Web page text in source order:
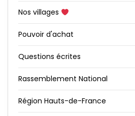
Nos villages
Pouvoir d'achat
Questions écrites
Rassemblement National
Région Hauts-de-France